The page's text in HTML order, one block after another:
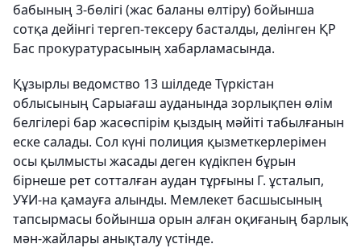
бабының 3-бөлігі (жас баланы өлтіру) бойынша
сотқа дейінгі тергеп-тексеру басталды, делінген ҚР
Бас прокуратурасының хабарламасында.
Құзырлы ведомство 13 шілдеде Түркістан
облысының Сарыағаш ауданында зорлықпен өлім
белгілері бар жасөспірім қыздың мәйіті табылғанын
еске салады. Сол күні полиция қызметкерлерімен
осы қылмысты жасады деген күдікпен бұрын
бірнеше рет сотталған аудан тұрғыны Г. ұсталып,
УҰИ-на қамауға алынды. Мемлекет басшысының
тапсырмасы бойынша орын алған оқиғаның барлық
мән-жайлары анықталу үстінде.